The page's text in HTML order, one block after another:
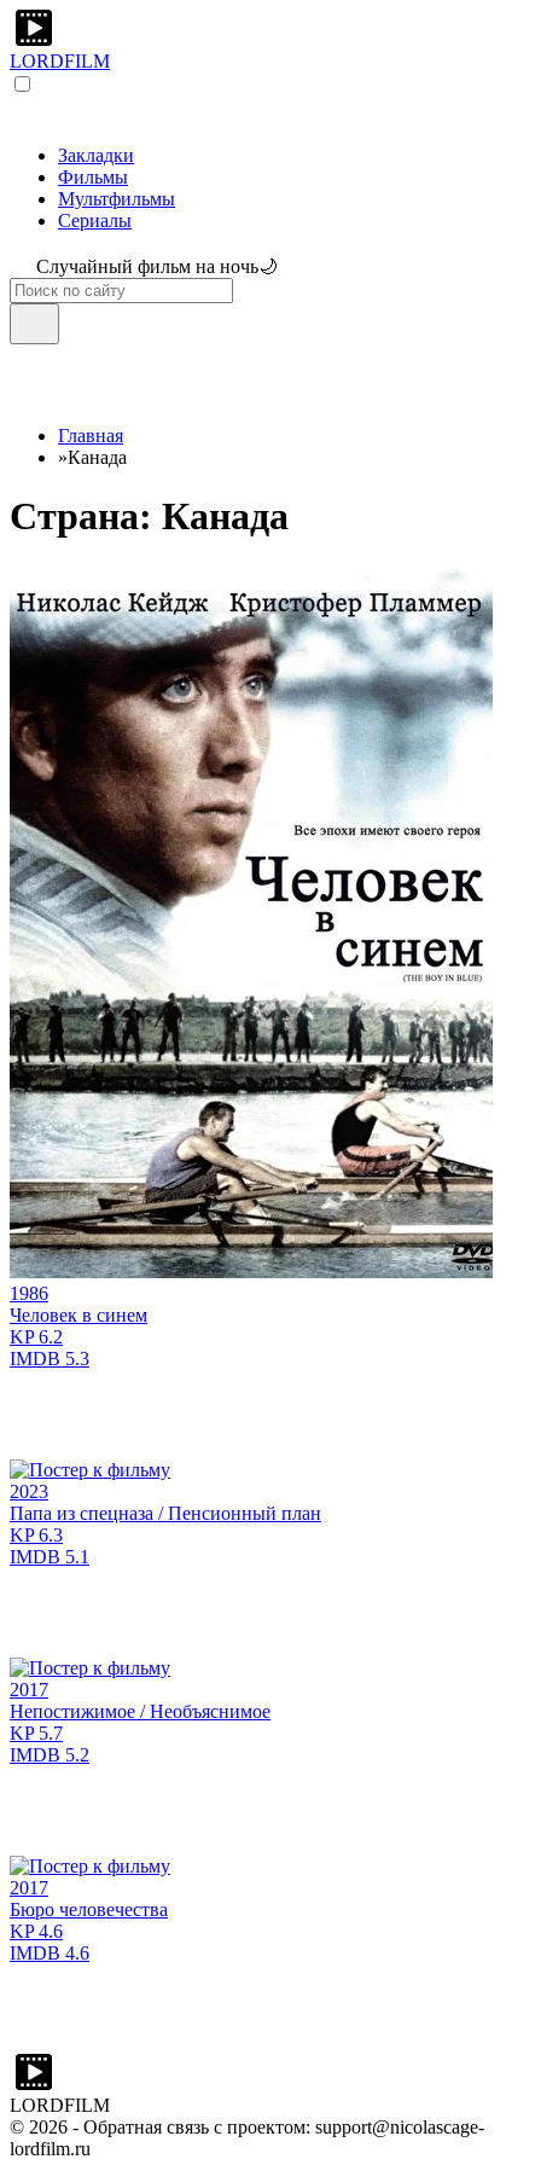
LORDFILM
Закладки
Фильмы
Мультфильмы
Сериалы
Случайный фильм на ночь🌙
Главная
»Канада
Страна: Канада
1986
Человек в синем
KP6.2
IMDB 5.3
2023
Папа из спецназа / Пенсионный план
KP6.3
IMDB 5.1
2017
Непостижимое / Необъяснимое
KP5.7
IMDB 5.2
2017
Бюро человечества
KP4.6
IMDB 4.6
LORDFILM
© 2026 - Обратная связь с проектом: support@nicolascage-
lordfilm.ru